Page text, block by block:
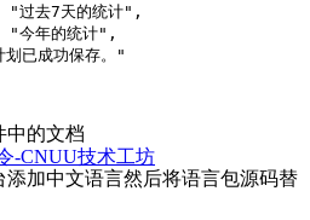
去7天的统计",
年的统计",
已成功保存。"
中的文档
加中文语言然后将语言包源码替